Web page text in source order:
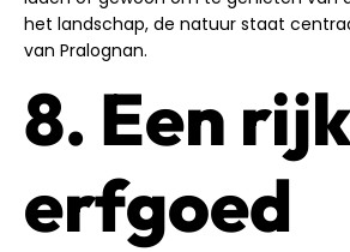
het landschap, de natuur staat
van Pralognan.
8. Een
erfgoed